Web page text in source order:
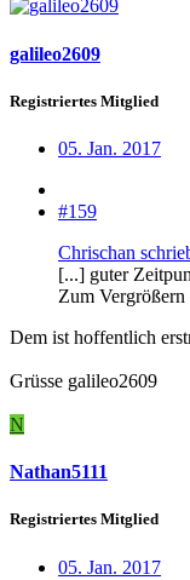
galileo2609
Registriertes Mitglied
05. Jan. 2017
#159
Chrischan
[...] guter
Zum
Dem ist hoffentlich
Grüsse galileo2609
N
Nathan5111
Registriertes Mitglied
05. Jan. 2017